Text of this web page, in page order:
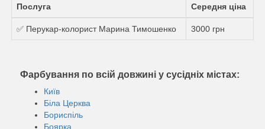
Послуга Середня ціна
✅ Перукар-колорист Марина Тимошенко 3000 грн
Фарбування по всій довжині у сусідніх містах:
Київ
Біла Церква
Бориспіль
Боярка